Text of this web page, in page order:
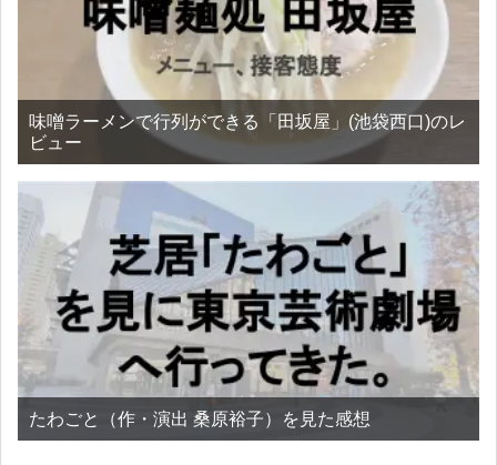
味噌ラーメンで行列ができる「田坂屋」(池袋西口)のレ
ビュー
たわごと（作・演出 桑原裕子）を見た感想